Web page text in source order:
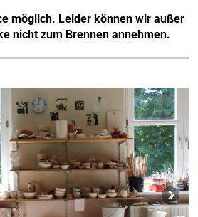
möglich. Leider können wir außer
nicht zum Brennen annehmen.